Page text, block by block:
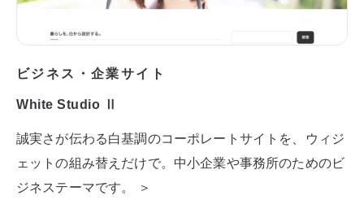
ビジネス・企業サイト
White Studio Ⅱ
誠実さが伝わる白基調のコーポレートサイトを、ウィジ
ェットの組み替えだけで。中小企業や事務所のためのビ
ジネステーマです。 ＞